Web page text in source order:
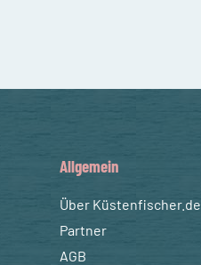
Allgemein
Über Küstenfischer.de
Partner
AGB